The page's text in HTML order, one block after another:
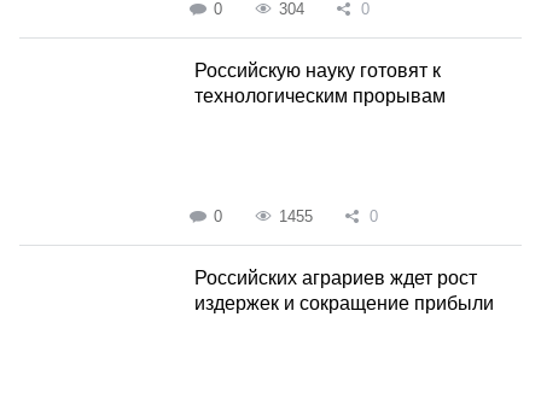
0 304 0
Российскую науку готовят к
технологическим прорывам
0 1455 0
Российских аграриев ждет рост
издержек и сокращение прибыли